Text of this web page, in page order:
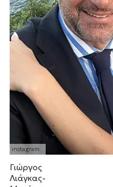
Γιώργος
Λιάγκας-